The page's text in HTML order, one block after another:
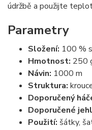
údržbě a použijte
Parametry
Složení: 100 %
Hmotnost: 250
Návin: 1000 m
Struktura:
Doporučený
Doporučené
Použití: šátky,